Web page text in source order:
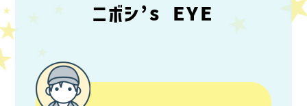
ニボシ’s EYE